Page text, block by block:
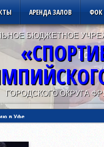
АРЕНДА ЗАЛОВ ФОК
БЮДЖЕТНОЕ
ГОРОДСКОГО ОКРУГА
в Уфе
в Калуге